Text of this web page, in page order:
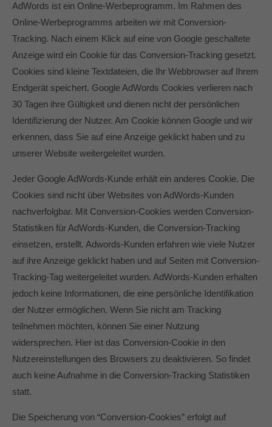
AdWords ist ein Online-Werbeprogramm. Im Rahmen des
Online-Werbeprogramms arbeiten wir mit Conversion-
Tracking. Nach einem Klick auf eine von Google geschaltete
Anzeige wird ein Cookie für das Conversion-Tracking gesetzt.
Cookies sind kleine Textdateien, die Ihr Webbrowser auf Ihrem
Endgerät speichert. Google AdWords Cookies verlieren nach
30 Tagen ihre Gültigkeit und dienen nicht der persönlichen
Identifizierung der Nutzer. Am Cookie können Google und wir
erkennen, dass Sie auf eine Anzeige geklickt haben und zu
unserer Website weitergeleitet wurden.
Jeder Google AdWords-Kunde erhält ein anderes Cookie. Die
Cookies sind nicht über Websites von AdWords-Kunden
nachverfolgbar. Mit Conversion-Cookies werden Conversion-
Statistiken für AdWords-Kunden, die Conversion-Tracking
einsetzen, erstellt. Adwords-Kunden erfahren wie viele Nutzer
auf ihre Anzeige geklickt haben und auf Seiten mit Conversion-
Tracking-Tag weitergeleitet wurden. AdWords-Kunden erhalten
jedoch keine Informationen, die eine persönliche Identifikation
der Nutzer ermöglichen. Wenn Sie nicht am Tracking
teilnehmen möchten, können Sie einer Nutzung
widersprechen. Hier ist das Conversion-Cookie in den
Nutzereinstellungen des Browsers zu deaktivieren. So findet
auch keine Aufnahme in die Conversion-Tracking Statistiken
statt.
Die Speicherung von “Conversion-Cookies” erfolgt auf